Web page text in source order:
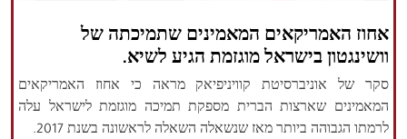
אחוז האמריקאים המאמינים שתמיכתה של
וושינגטון בישראל מוגזמת הגיע לשיא.
סקר של אוניברסיטת קוויניפיאק מראה כי אחוז האמריקאים
המאמינים שארצות הברית מספקת תמיכה מוגזמת לישראל עלה
לרמתו הגבוהה ביותר מאז שנשאלה השאלה לראשונה בשנת 2017.